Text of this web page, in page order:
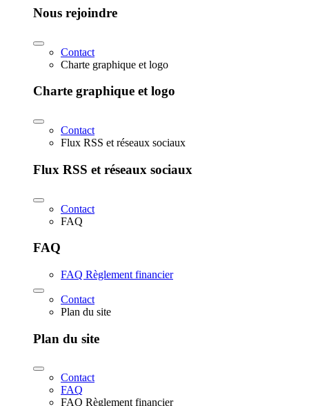
Nous rejoindre
Contact
Charte graphique et logo
Charte graphique et logo
Contact
Flux RSS et réseaux sociaux
Flux RSS et réseaux sociaux
Contact
FAQ
FAQ
FAQ Règlement financier
Contact
Plan du site
Plan du site
Contact
FAQ
FAQ Règlement financier